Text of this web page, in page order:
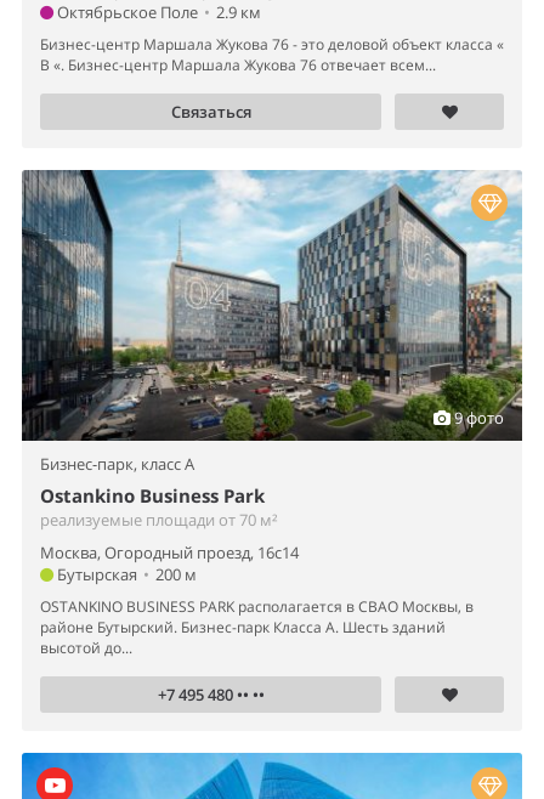
Октябрьское Поле • 2.9 км
Бизнес-центр Маршала Жукова 76 - это деловой объект класса «
B «. Бизнес-центр Маршала Жукова 76 отвечает всем...
Связаться
9 фото
Бизнес-парк, класс A
Ostankino Business Park
реализуемые площади от 70 м²
Москва, Огородный проезд, 16с14
Бутырская • 200 м
OSTANKINO BUSINESS PARK располагается в СВАО Москвы, в
районе Бутырский. Бизнес-парк Класса А. Шесть зданий
высотой до...
+7 495 480 •• ••